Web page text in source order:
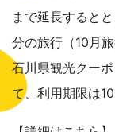
まで延長すると
分の旅行（10月
石川県観光クー
て、利用期限は